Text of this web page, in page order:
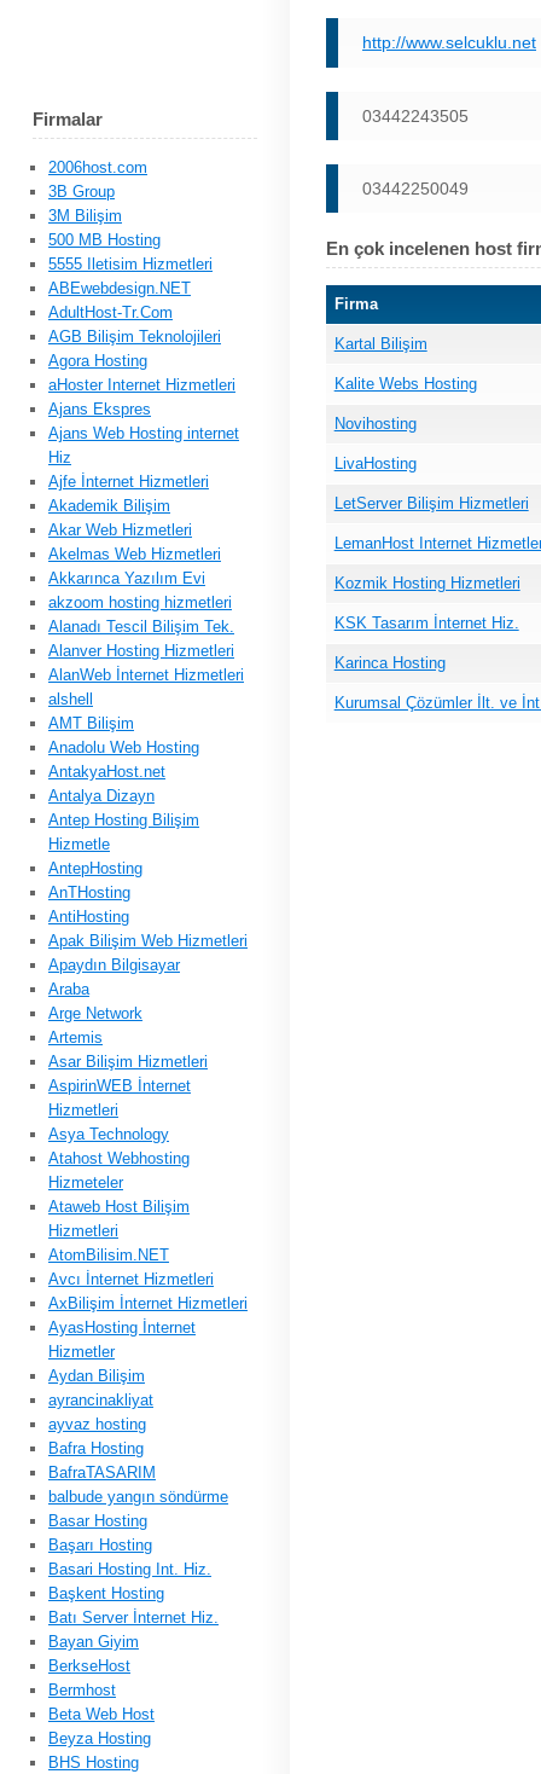
http://www.selcuklu.net
03442243505
03442250049
En çok incelenen host
Firma
Kartal Bilişim
Kalite Webs Hosting
Novihosting
LivaHosting
LetServer Bilişim Hizmetleri
LemanHost Internet
Kozmik Hosting Hizmetleri
KSK Tasarım İnternet Hiz.
Karinca Hosting
Kurumsal Çözümler İlt. ve
Firmalar
2006host.com
3B Group
3M Bilişim
500 MB Hosting
5555 Iletisim Hizmetleri
ABEwebdesign.NET
AdultHost-Tr.Com
AGB Bilişim Teknolojileri
Agora Hosting
aHoster Internet Hizmetleri
Ajans Ekspres
Ajans Web Hosting internet
Hiz
Ajfe İnternet Hizmetleri
Akademik Bilişim
Akar Web Hizmetleri
Akelmas Web Hizmetleri
Akkarınca Yazılım Evi
akzoom hosting hizmetleri
Alanadı Tescil Bilişim Tek.
Alanver Hosting Hizmetleri
AlanWeb İnternet Hizmetleri
alshell
AMT Bilişim
Anadolu Web Hosting
AntakyaHost.net
Antalya Dizayn
Antep Hosting Bilişim
Hizmetle
AntepHosting
AnTHosting
AntiHosting
Apak Bilişim Web Hizmetleri
Apaydın Bilgisayar
Araba
Arge Network
Artemis
Asar Bilişim Hizmetleri
AspirinWEB İnternet
Hizmetleri
Asya Technology
Atahost Webhosting
Hizmeteler
Ataweb Host Bilişim
Hizmetleri
AtomBilisim.NET
Avcı İnternet Hizmetleri
AxBilişim İnternet Hizmetleri
AyasHosting İnternet
Hizmetler
Aydan Bilişim
ayrancinakliyat
ayvaz hosting
Bafra Hosting
BafraTASARIM
balbude yangın söndürme
Basar Hosting
Başarı Hosting
Basari Hosting Int. Hiz.
Başkent Hosting
Batı Server İnternet Hiz.
Bayan Giyim
BerkseHost
Bermhost
Beta Web Host
Beyza Hosting
BHS Hosting